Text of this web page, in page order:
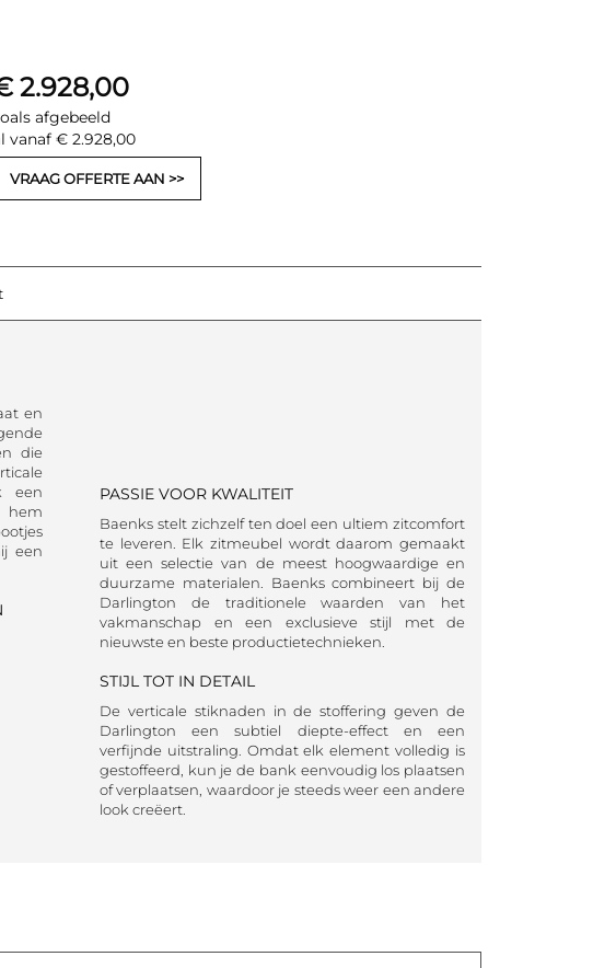
2.928,00
afgebeeld
vanaf € 2.928,00
VRAAG OFFERTE AAN
en
die
een
hem
een
PASSIE VOOR KWALITEIT
Baenks stelt zichzelf ten doel een ultiem zitcomfort
te leveren. Elk zitmeubel wordt daarom gemaakt
uit een selectie van de meest hoogwaardige en
duurzame materialen. Baenks combineert bij de
Darlington de traditionele waarden van het
vakmanschap en een exclusieve stijl met de
nieuwste en beste productietechnieken.
STIJL TOT IN DETAIL
De verticale stiknaden in de stoffering geven de
Darlington een subtiel diepte-effect en een
verfijnde uitstraling. Omdat elk element volledig is
gestoffeerd, kun je de bank eenvoudig los plaatsen
of verplaatsen, waardoor je steeds weer een andere
look creëert.